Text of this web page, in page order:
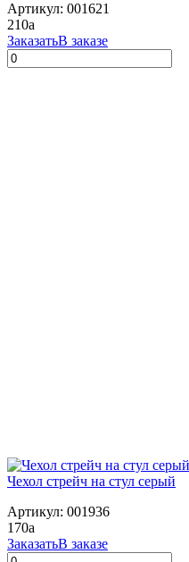
Артикул: 001621
210a
ЗаказатьВ заказе
Чехол стрейч на стул серый
Артикул: 001936
170a
ЗаказатьВ заказе